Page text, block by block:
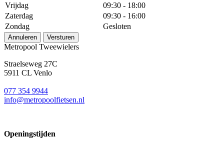
Vrijdag
09:30 - 18:00
Zaterdag
09:30 - 16:00
Zondag
Gesloten
Annuleren Versturen
Metropool Tweewielers
Straelseweg 27C
5911 CL Venlo
077 354 9944
info@metropoolfietsen.nl
Openingstijden